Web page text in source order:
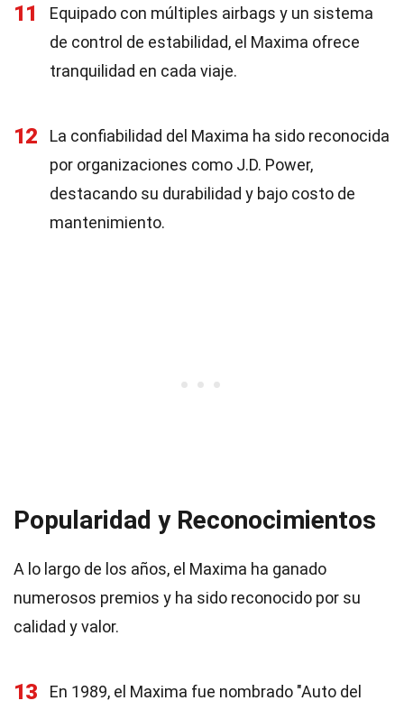
11
Equipado con múltiples airbags y un sistema
de control de estabilidad, el Maxima ofrece
tranquilidad en cada viaje.
12
La confiabilidad del Maxima ha sido reconocida
por organizaciones como J.D. Power,
destacando su durabilidad y bajo costo de
mantenimiento.
Popularidad y Reconocimientos
A lo largo de los años, el Maxima ha ganado
numerosos premios y ha sido reconocido por su
calidad y valor.
13
En 1989, el Maxima fue nombrado "Auto del